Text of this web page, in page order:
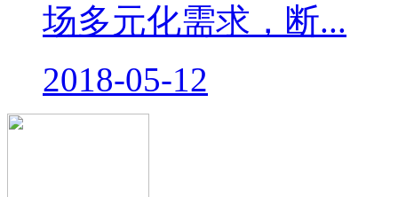
场多元化需求，断...
2018-05-12